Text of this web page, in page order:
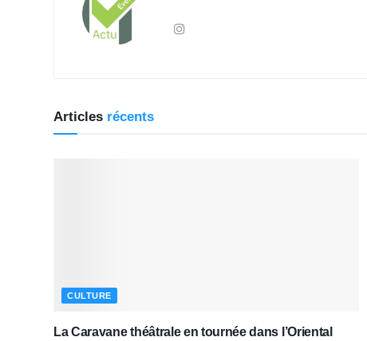
Articles récents
CULTURE
La Caravane théâtrale en tournée dans l’Oriental